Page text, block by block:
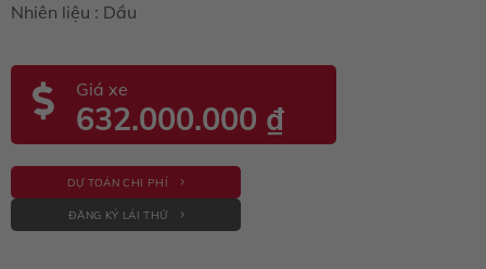
Nhiên liệu : Dầu
Giá xe
632.000.000 ₫
DỰ TOÁN CHI PHÍ
ĐĂNG KÝ LÁI THỬ